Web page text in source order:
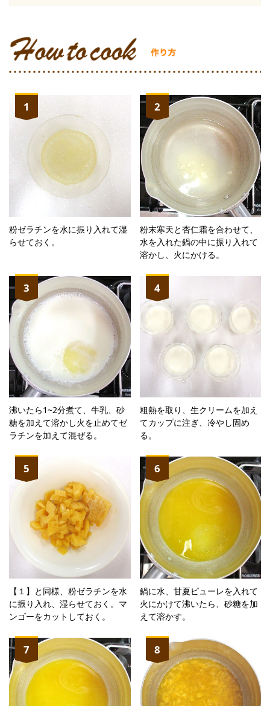
1
粉ゼラチンを水に振り入れて湿
らせておく。
2
粉末寒天と杏仁霜を合わせて、
水を入れた鍋の中に振り入れて
溶かし、火にかける。
3
沸いたら1~2分煮て、牛乳、砂
糖を加えて溶かし火を止めてゼ
ラチンを加えて混ぜる。
4
粗熱を取り、生クリームを加え
てカップに注ぎ、冷やし固め
る。
5
【１】と同様、粉ゼラチンを水
に振り入れ、湿らせておく。マ
ンゴーをカットしておく。
6
鍋に水、甘夏ピューレを入れて
火にかけて沸いたら、砂糖を加
えて溶かす。
7 8